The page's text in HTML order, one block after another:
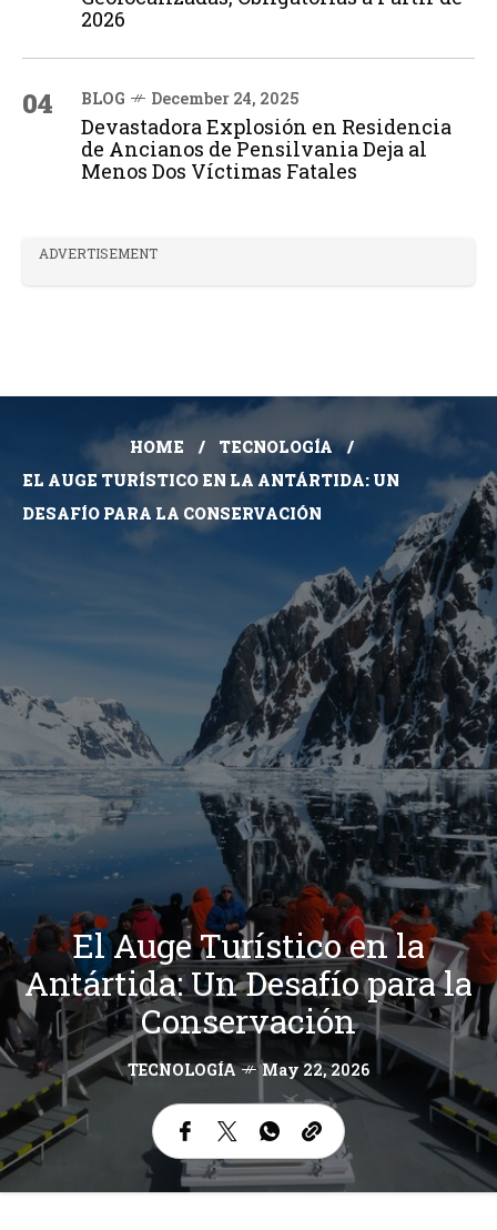
2026
04 BLOG December 24, 2025
Devastadora Explosión en Residencia
de Ancianos de Pensilvania Deja al
Menos Dos Víctimas Fatales
ADVERTISEMENT
HOME
TECNOLOGÍA
EL AUGE TURÍSTICO EN LA ANTÁRTIDA: UN
DESAFÍO PARA LA CONSERVACIÓN
El Auge Turístico en la
Antártida: Un Desafío para la
Conservación
TECNOLOGÍA May 22, 2026